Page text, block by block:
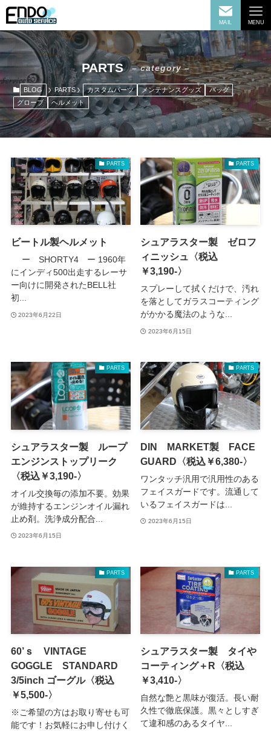
MAIL MENU
PARTS – category –
BLOG PARTS カスタムパーツ メンテナンスグッズ
バッグ
グローブ
ヘルメット
PARTS
ビートル製ヘルメット
ー SHORTY4 ー 1960年
にインディ500出走するレーサ
ー向けに開発されたBELL社
初...
2023年6月22日
PARTS
シュアラスター製 ゼロフ
ィニッシュ〈税込
￥3,190‐〉
スプレーして拭くだけで、汚れ
を落としてガラスコーティング
がかかる魔法のような...
2023年6月15日
PARTS
シュアラスター製 ループ
エンジンストップリーク
〈税込￥3,190‐〉
オイル交換毎の添加不要。効果
が維持するエンジンオイル漏れ
止め剤。洗浄成分配合...
2023年6月15日
PARTS
DIN MARKET製 FACE
GUARD〈税込￥6,380-〉
ワンタッチ汎用で汎用性のある
フェイスガードです。流通して
いるフェイスガードは...
2023年6月15日
PARTS
60’ｓ VINTAGE
GOGGLE STANDARD
3/5inch ゴーグル〈税込
￥5,500‐〉
※ご希望の方はお取り寄せも可
能です！お気軽にお申し付けく
PARTS
シュアラスター製 タイや
コーティング＋R〈税込
￥3,410‐〉
自然な艶と黒味が復活。長い耐
久性で徹底保護。黒々としすぎ
て違和感のあるタイヤ...